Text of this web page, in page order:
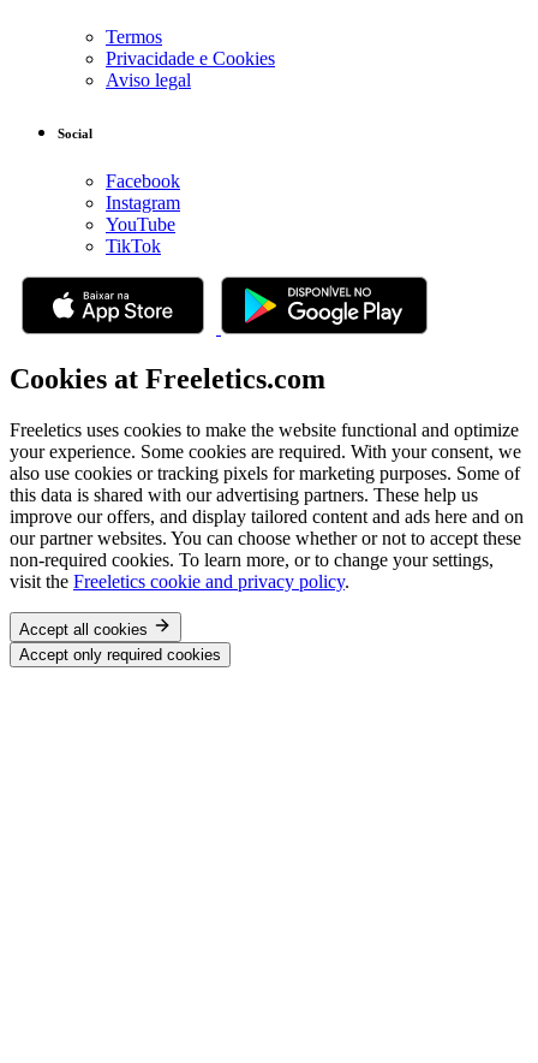
Termos
Privacidade e Cookies
Aviso legal
Social
Facebook
Instagram
YouTube
TikTok
Cookies at Freeletics.com
Freeletics uses cookies to make the website functional and optimize
your experience. Some cookies are required. With your consent, we
also use cookies or tracking pixels for marketing purposes. Some of
this data is shared with our advertising partners. These help us
improve our offers, and display tailored content and ads here and on
our partner websites. You can choose whether or not to accept these
non-required cookies. To learn more, or to change your settings,
visit the Freeletics cookie and privacy policy.
Accept all cookies
Accept only required cookies